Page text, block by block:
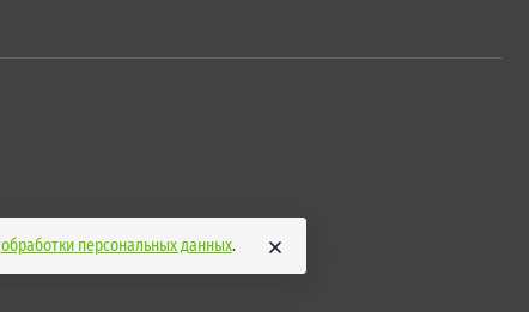
обработки персональных данных.